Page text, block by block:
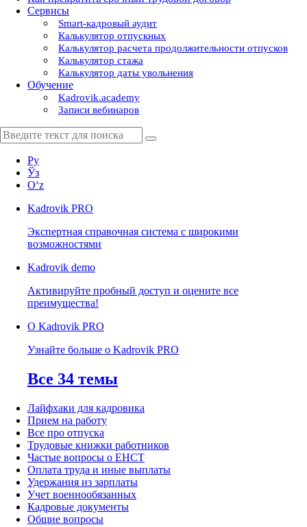
Сервисы
Smart-кадровый аудит
Калькулятор отпускных
Калькулятор расчета продолжительности отпусков
Калькулятор стажа
Калькулятор даты увольнения
Обучение
Kadrovik.academy
Записи вебинаров
Ру
Ўз
Oʻz
Kadrovik PRO
Экспертная справочная система с широкими
возможностями
Kadrovik demo
Активируйте пробный доступ и оцените все
преимущества!
О Kadrovik PRO
Узнайте больше о Kadrovik PRO
Все 34 темы
Лайфхаки для кадровика
Прием на работу
Все про отпуска
Трудовые книжки работников
Частые вопросы о ЕНСТ
Оплата труда и иные выплаты
Удержания из зарплаты
Учет военнообязанных
Кадровые документы
Общие вопросы